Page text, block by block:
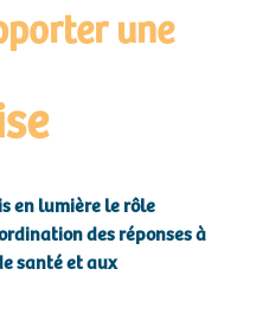
une
en lumière le rôle
des réponses à
santé et aux